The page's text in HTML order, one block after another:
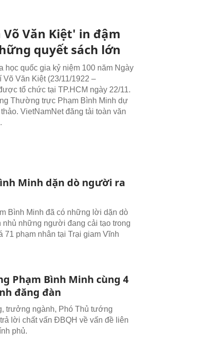
Võ Văn Kiệt' in đậm
quyết sách lớn
học quốc gia kỷ niệm 100 năm Ngày
Võ Văn Kiệt (23/11/1922 –
tổ chức tại TP.HCM ngày 22/11.
Thường trực Phạm Bình Minh dự
VietNamNet đăng tải toàn văn
Minh dặn dò người ra
Bình Minh đã có những lời dặn dò
những người đang cải tạo trong
71 phạm nhân tại Trại giam Vĩnh
Phạm Bình Minh cùng 4
đăng đàn
trưởng ngành, Phó Thủ tướng
lời chất vấn ĐBQH về vấn đề liên
phủ.